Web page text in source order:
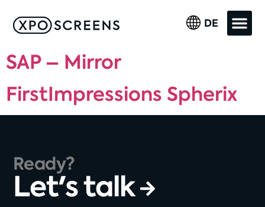
DE
SAP – Mirror
FirstImpressions Spherix
Ready?
Let's talk